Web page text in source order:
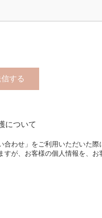
について
合わせ」をご利用いただいた際
すが、お客様の個人情報を、お